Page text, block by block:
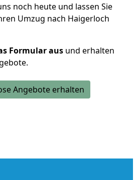
noch heute und lassen Sie
Umzug nach Haigerloch
Formular aus und erhalten
Angebote erhalten